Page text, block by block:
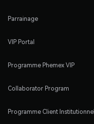
Parrainage
VIP Portal
Programme Phemex VIP
Collaborator Program
Programme Client Institutionnel